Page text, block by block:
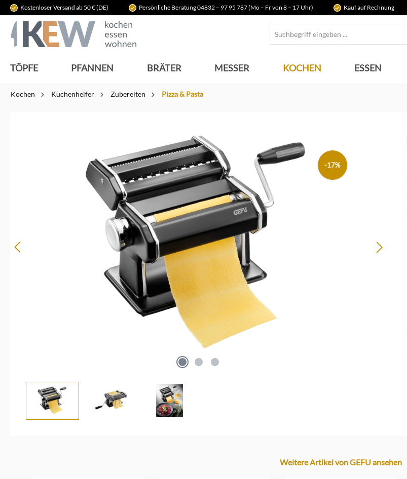
Zur Hauptnavigation springen
Kostenloser Versand ab 50 € (DE) Persönliche Beratung 04832 – 97 95 787 (Mo – Fr von 8 – 17 Uhr) Kauf auf Rechnung
TÖPFE PFANNEN BRÄTER MESSER KOCHEN ESSEN
Kochen Küchenhelfer Zubereiten Pizza & Pasta
-17%
Weitere Artikel von GEFU ansehen